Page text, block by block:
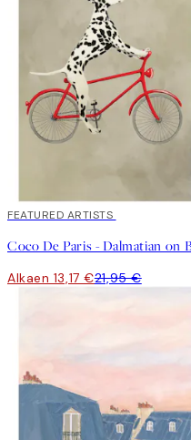
40%*
FEATURED ARTISTS
Alkaen 13,17 €21,95 €